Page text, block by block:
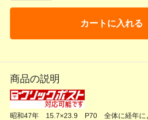
カートに入れる
商品の説明
昭和47年 15.7×23.9 P70 全体に経年に